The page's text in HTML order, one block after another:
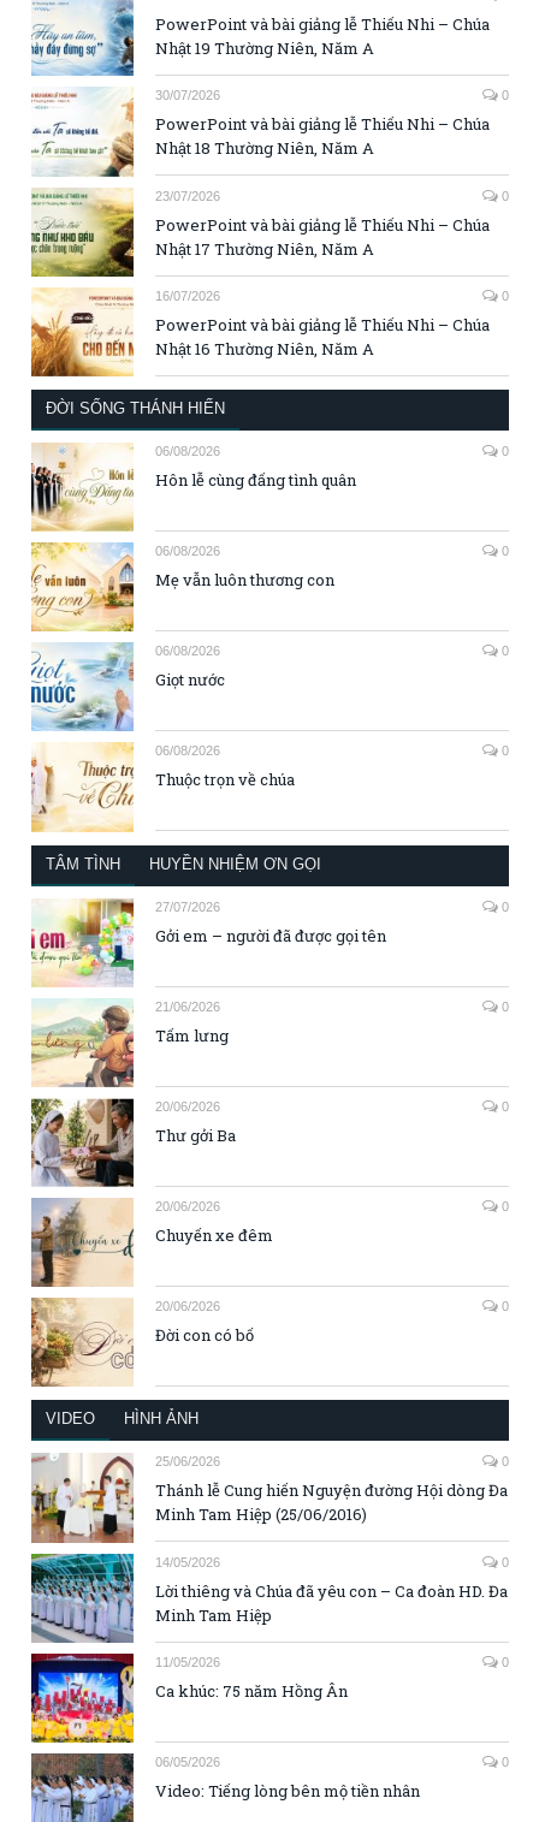
PowerPoint và bài giảng lễ Thiếu Nhi – Chúa
Nhật 19 Thường Niên, Năm A
30/07/2026 0
PowerPoint và bài giảng lễ Thiếu Nhi – Chúa
Nhật 18 Thường Niên, Năm A
23/07/2026 0
PowerPoint và bài giảng lễ Thiếu Nhi – Chúa
Nhật 17 Thường Niên, Năm A
16/07/2026 0
PowerPoint và bài giảng lễ Thiếu Nhi – Chúa
Nhật 16 Thường Niên, Năm A
ĐỜI SỐNG THÁNH HIẾN
06/08/2026 0
Hôn lễ cùng đấng tình quân
06/08/2026 0
Mẹ vẫn luôn thương con
06/08/2026 0
Giọt nước
06/08/2026 0
Thuộc trọn về chúa
TÂM TÌNH HUYỀN NHIỆM ƠN GỌI
27/07/2026 0
Gởi em – người đã được gọi tên
21/06/2026 0
Tấm lưng
20/06/2026 0
Thư gởi Ba
20/06/2026 0
Chuyến xe đêm
20/06/2026 0
Đời con có bố
VIDEO HÌNH ẢNH
25/06/2026 0
Thánh lễ Cung hiến Nguyện đường Hội dòng Đa
Minh Tam Hiệp (25/06/2016)
14/05/2026 0
Lời thiêng và Chúa đã yêu con – Ca đoàn HD. Đa
Minh Tam Hiệp
11/05/2026 0
Ca khúc: 75 năm Hồng Ân
06/05/2026 0
Video: Tiếng lòng bên mộ tiền nhân